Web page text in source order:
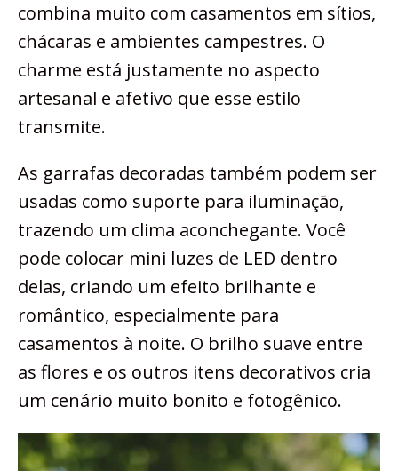
combina muito com casamentos em sítios,
chácaras e ambientes campestres. O
charme está justamente no aspecto
artesanal e afetivo que esse estilo
transmite.
As garrafas decoradas também podem ser
usadas como suporte para iluminação,
trazendo um clima aconchegante. Você
pode colocar mini luzes de LED dentro
delas, criando um efeito brilhante e
romântico, especialmente para
casamentos à noite. O brilho suave entre
as flores e os outros itens decorativos cria
um cenário muito bonito e fotogênico.